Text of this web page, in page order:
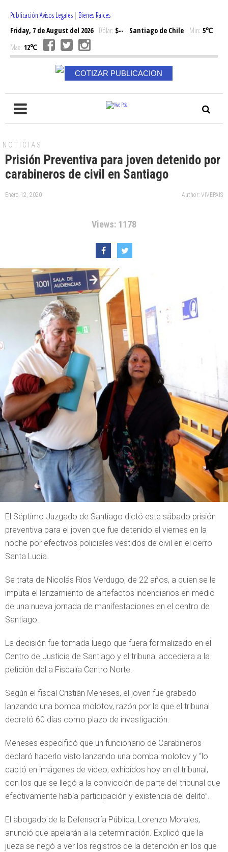
Publicación Avisos Legales | Bienes Raices
Friday, 7 de August del 2026Dólar: $-- Santiago de Chile Min: 5℃
Max: 12℃
COTIZAR PUBLICACION
NOTICIAS
Prisión Preventiva para joven detenido por
carabineros de civil en Santiago
Enero 12, 2020 Author: VIVEPAIS
Views: 1178
El Séptimo Juzgado de Santiago dictó este sábado prisión
preventiva para el joven que fue detenido el viernes en la
noche por efectivos policiales vestidos de civil en el cerro
Santa Lucía.
Se trata de Nicolás Ríos Verdugo, de 22 años, a quien se le
imputa el lanzamiento de artefactos incendiarios en medio
de una nueva jornada de manifestaciones en el centro de
Santiago.
La decisión fue tomada luego que fuera formalizado en el
Centro de Justicia de Santiago y el tribunal accediera a la
petición del a Fiscalía Centro Norte.
Según el fiscal Cristián Meneses, el joven fue grabado
lanzando una bomba molotov, razón por la que el tribunal
decretó 60 días como plazo de investigación.
Meneses especificó que un funcionario de Carabineros
declaró haberlo visto lanzando una bomba molotov y “lo
captó en imágenes de video, exhibidos hoy en el tribunal,
con los que se llegó a la convicción de parte del tribunal que
efectivamente había participación y existencia del delito”.
El abogado de la Defensoría Pública, Lorenzo Morales,
anunció que apelarán a la determinación. Explicó que la
jueza se negó a ver los registros de la detención en los que